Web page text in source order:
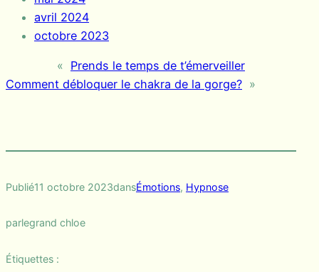
avril 2024
octobre 2023
« Prends le temps de t’émerveiller
Comment débloquer le chakra de la gorge? »
Publié11 octobre 2023dansÉmotions, Hypnose
parlegrand chloe
Étiquettes :